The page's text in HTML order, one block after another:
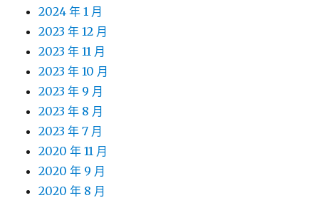
2024 年 1 月
2023 年 12 月
2023 年 11 月
2023 年 10 月
2023 年 9 月
2023 年 8 月
2023 年 7 月
2020 年 11 月
2020 年 9 月
2020 年 8 月